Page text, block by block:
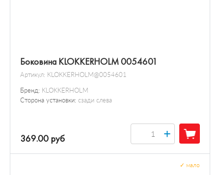
Боковина KLOKKERHOLM 0054601
Артикул: KLOKKERHOLM@0054601
Бренд: KLOKKERHOLM
Сторона установки: сзади слева
369.00 руб +
мало